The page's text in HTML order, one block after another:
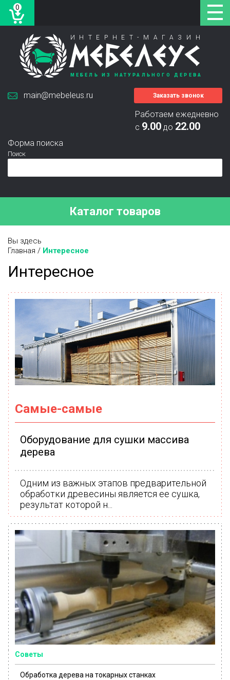
0
ИНТЕРНЕТ-МАГАЗИН
МЕБЕЛЕУС
МЕБЕЛЬ ИЗ НАТУРАЛЬНОГО ДЕРЕВА
Работаем ежедневно
с 9.00 до 22.00
Форма поиска
Поиск
main@mebeleus.ru Заказать звонок
Каталог товаров
Вы здесь
Главная / Интересное
Интересное
Самые-самые
Оборудование для сушки массива
дерева
Одним из важных этапов предварительной
обработки древесины является ее сушка,
результат которой н...
Советы
Обработка дерева на токарных станках